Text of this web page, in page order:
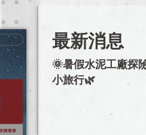
最新消息
🌞暑假水泥工廠探
小旅行🌿